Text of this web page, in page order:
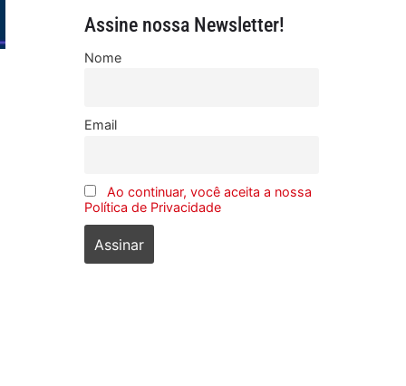
Assine nossa Newsletter!
Nome
Email
Ao continuar, você aceita a nossa
Política de Privacidade